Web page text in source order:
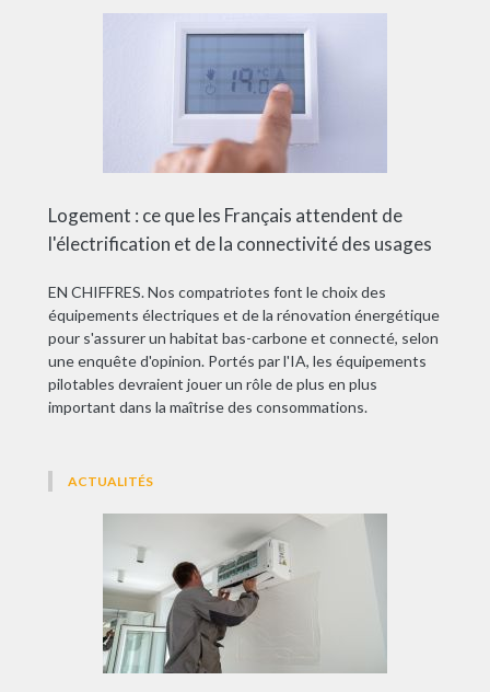
Logement : ce que les Français attendent de
l'électrification et de la connectivité des usages
EN CHIFFRES. Nos compatriotes font le choix des
équipements électriques et de la rénovation énergétique
pour s'assurer un habitat bas-carbone et connecté, selon
une enquête d'opinion. Portés par l'IA, les équipements
pilotables devraient jouer un rôle de plus en plus
important dans la maîtrise des consommations.
ACTUALITÉS